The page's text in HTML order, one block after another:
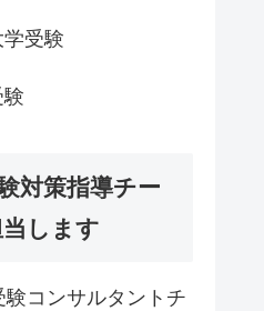
受験
対策指導チー
します
コンサルタントチ